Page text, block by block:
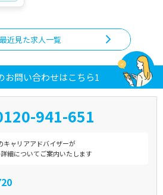
最近見た求人一覧
お問い合わせはこちら1
941-651
キャリアアドバイザーが
細についてご案内いたします